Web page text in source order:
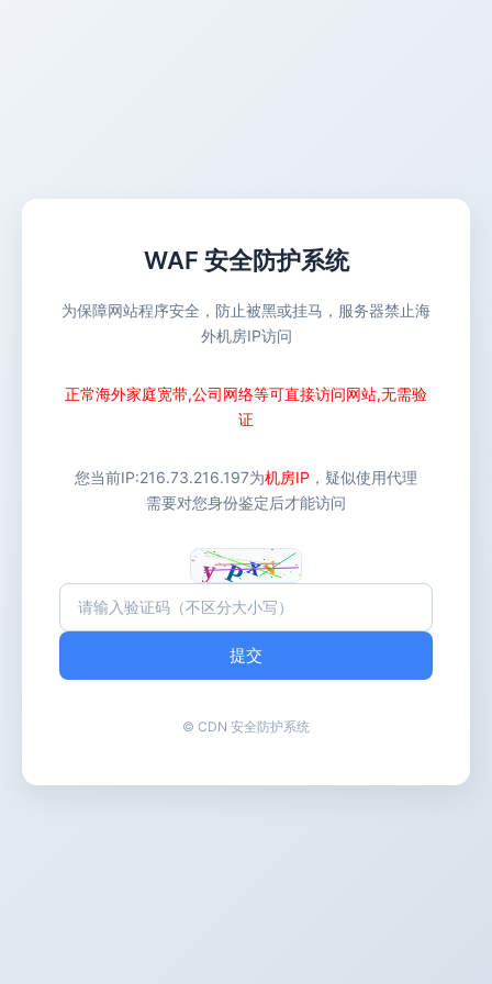
WAF 安全防护系统
为保障网站程序安全，防止被黑或挂马，服务器禁止海
外机房IP访问
正常海外家庭宽带,公司网络等可直接访问网站,无需验
证
您当前IP:216.73.216.197为机房IP ，疑似使用代理
需要对您身份鉴定后才能访问
提交
© CDN 安全防护系统